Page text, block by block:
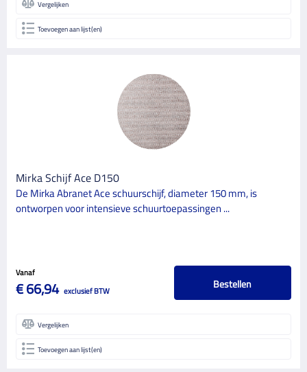
Vergelijken
Toevoegen aan lijst(en)
Mirka Schijf Ace D150
De Mirka Abranet Ace schuurschijf, diameter 150 mm, is
ontworpen voor intensieve schuurtoepassingen ...
Vanaf
€ 66,94 exclusief BTW Bestellen
Vergelijken
Toevoegen aan lijst(en)